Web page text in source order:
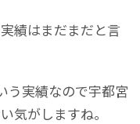
績はまだまだと言
う実績なので宇都宮
気がしますね。